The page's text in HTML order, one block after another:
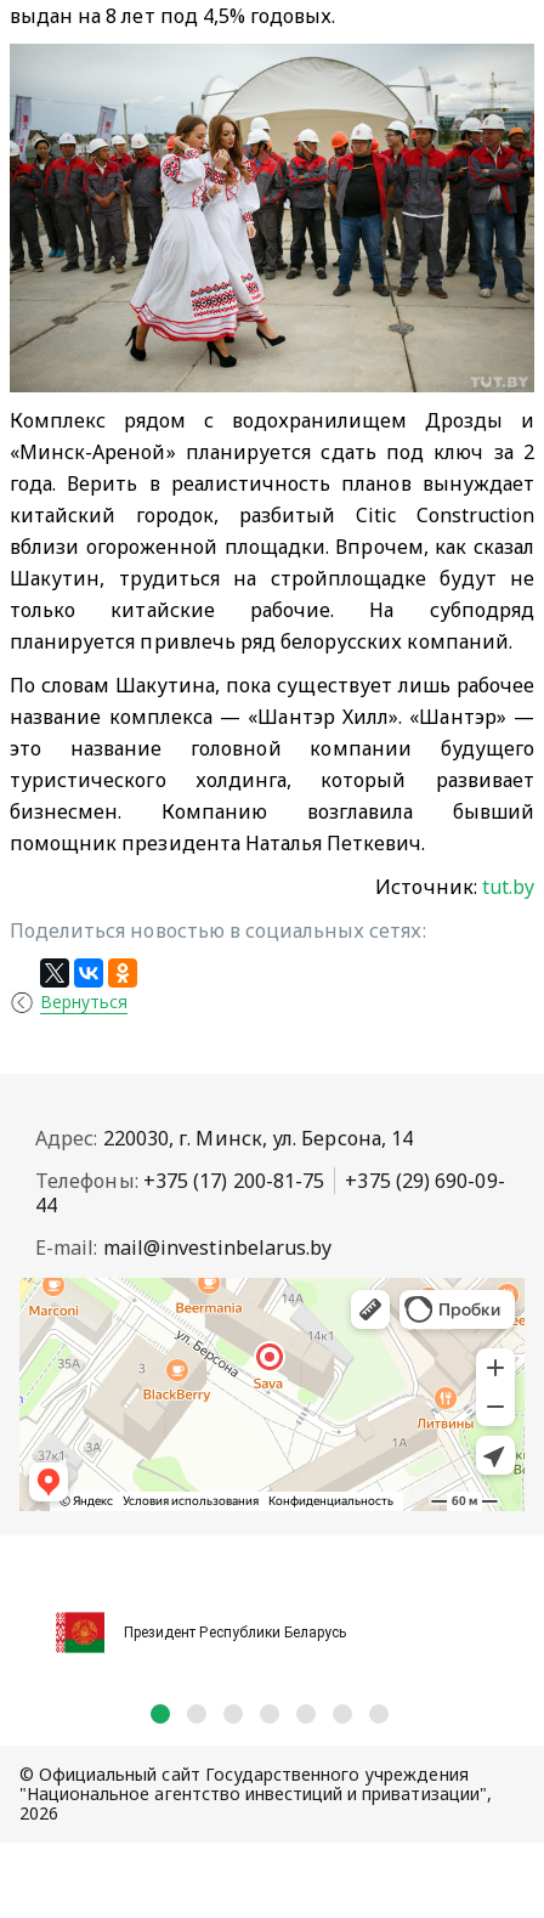
выдан на 8 лет под 4,5% годовых.
Комплекс рядом с водохранилищем Дрозды и
«Минск-Ареной» планируется сдать под ключ за 2
года. Верить в реалистичность планов вынуждает
китайский городок, разбитый Citic Construction
вблизи огороженной площадки. Впрочем, как сказал
Шакутин, трудиться на стройплощадке будут не
только китайские рабочие. На субподряд
планируется привлечь ряд белорусских компаний.
По словам Шакутина, пока существует лишь рабочее
название комплекса — «Шантэр Хилл». «Шантэр» —
это название головной компании будущего
туристического холдинга, который развивает
бизнесмен. Компанию возглавила бывший
помощник президента Наталья Петкевич.
Источник: tut.by
Поделиться новостью в социальных сетях:
Вернуться
Адрес: 220030, г. Минск, ул. Берсона, 14
Телефоны: +375 (17) 200-81-75
+375 (29) 690-09-
44
E-mail: mail@investinbelarus.by
Президент Республики Беларусь
© Официальный сайт Государственного учреждения
"Национальное агентство инвестиций и приватизации",
2026